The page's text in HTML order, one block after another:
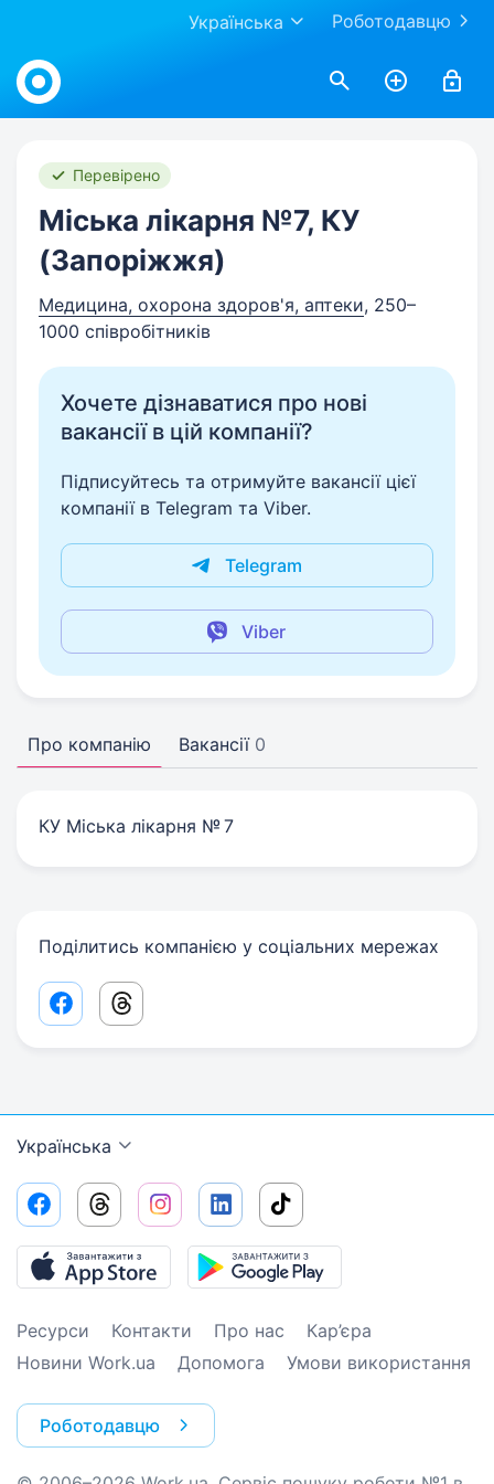
Роботодавцю
Українська
Work.ua
Перевірено
Міська лікарня №7, КУ
(Запоріжжя)
Медицина, охорона здоров'я, аптеки, 250–
1000 співробітників
Хочете дізнаватися про нові
вакансії в цій компанії?
Підписуйтесь та отримуйте вакансії цієї
компанії в Telegram та Viber.
Telegram
Viber
Про компанію Вакансії 0
КУ Міська лікарня № 7
Поділитись компанією у соціальних мережах
Facebook share link
Threads share link
Українська
Ресурси Контакти Про нас
Кар’єра
Новини Work.ua
Допомога Умови використання
Роботодавцю